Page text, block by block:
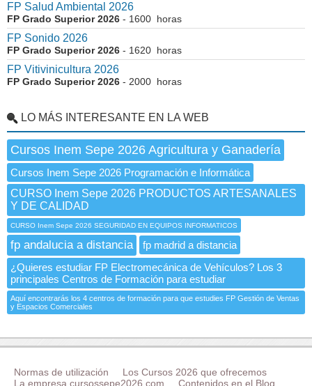
FP Salud Ambiental 2026
FP Grado Superior 2026 - 1600 horas
FP Sonido 2026
FP Grado Superior 2026 - 1620 horas
FP Vitivinicultura 2026
FP Grado Superior 2026 - 2000 horas
LO MÁS INTERESANTE EN LA WEB
Cursos Inem Sepe 2026 Agricultura y Ganadería
Cursos Inem Sepe 2026 Programación e Informática
CURSO Inem Sepe 2026 PRODUCTOS ARTESANALES
Y DE CALIDAD
CURSO Inem Sepe 2026 SEGURIDAD EN EQUIPOS INFORMATICOS
fp andalucia a distancia
fp madrid a distancia
¿Quieres estudiar FP Electromecánica de Vehículos? Los 3
principales Centros de Formación para estudiar
Aquí encontrarás los 4 centros de formación para que estudies FP Gestión de Ventas
y Espacios Comerciales
Normas de utilización
Los Cursos 2026 que ofrecemos
La empresa cursossepe2026.com
Contenidos en el Blog